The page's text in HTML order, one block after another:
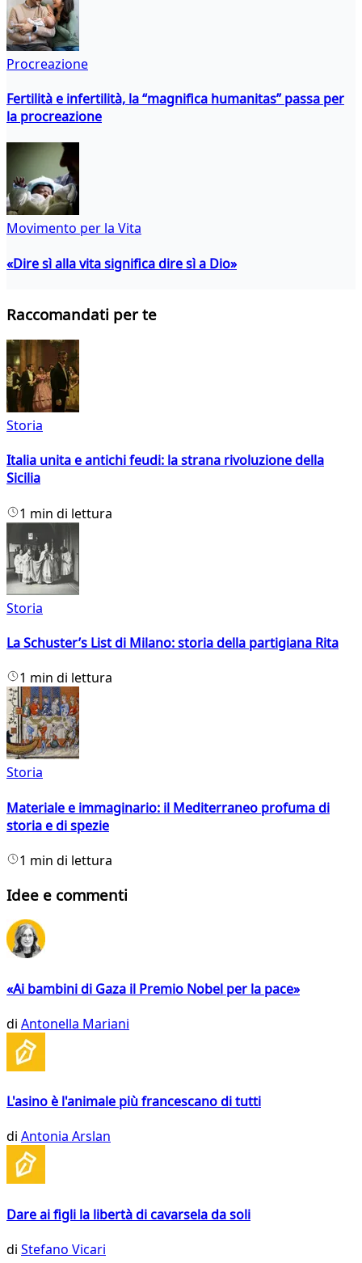
Procreazione
Fertilità e infertilità, la “magnifica humanitas” passa per
la procreazione
Movimento per la Vita
«Dire sì alla vita significa dire sì a Dio»
Raccomandati per te
Storia
Italia unita e antichi feudi: la strana rivoluzione della
Sicilia
1 min di lettura
Storia
La Schuster’s List di Milano: storia della partigiana Rita
1 min di lettura
Storia
Materiale e immaginario: il Mediterraneo profuma di
storia e di spezie
1 min di lettura
Idee e commenti
«Ai bambini di Gaza il Premio Nobel per la pace»
di Antonella Mariani
L'asino è l'animale più francescano di tutti
di Antonia Arslan
Dare ai figli la libertà di cavarsela da soli
di Stefano Vicari